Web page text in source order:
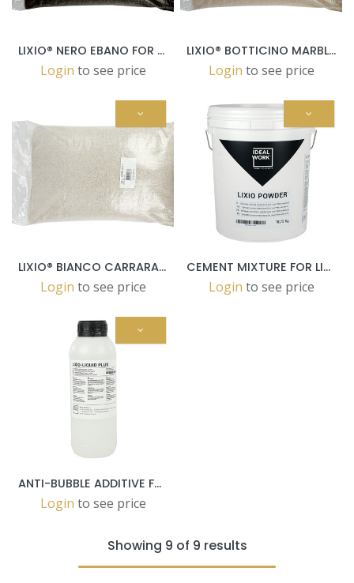
LIXIO® NERO EBANO FOR MICROTERRAZZO IN 25 KG BAGS
Login to see price
LIXIO® BOTTICINO MARBLE FOR MICROTERRAZZO IN 25 KG BAGS
Login to see price
LIXIO® BIANCO CARRARA MARBLE FOR MICROTERRAZZO IN 25 KG BAGS
Login to see price
CEMENT MIXTURE FOR LIXIO® MICROTERRAZZO IN 18,75 KG BUCKETS
Login to see price
ANTI-BUBBLE ADDITIVE FOR LIXIO®PLUS -1 LT BOTTLE
Login to see price
Showing 9 of 9 results